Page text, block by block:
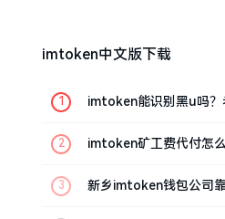
imtoken中文版下载
imtoken能识别黑u吗？
imtoken矿工费代付怎
新乡imtoken钱包公司